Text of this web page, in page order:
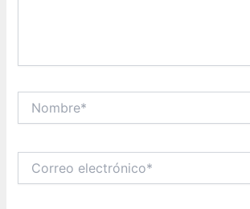
electrónico*